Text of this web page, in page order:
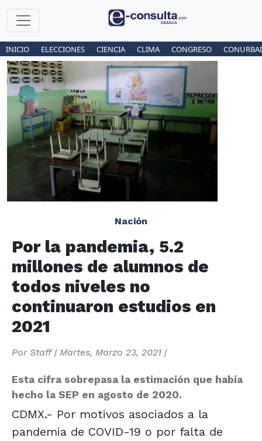
INICIO ELECCIONES CIENCIA CLIMA CONGRESO
Nación
Por la pandemia, 5.2
millones de alumnos de
todos niveles no
continuaron estudios en
2021
Por Staff| Martes, Marzo 23, 2021 |
Esta cifra sobrepasa la estimación que había
hecho la SEP en agosto de 2020.
CDMX.- Por motivos asociados a la
pandemia de COVID-19 o por falta de